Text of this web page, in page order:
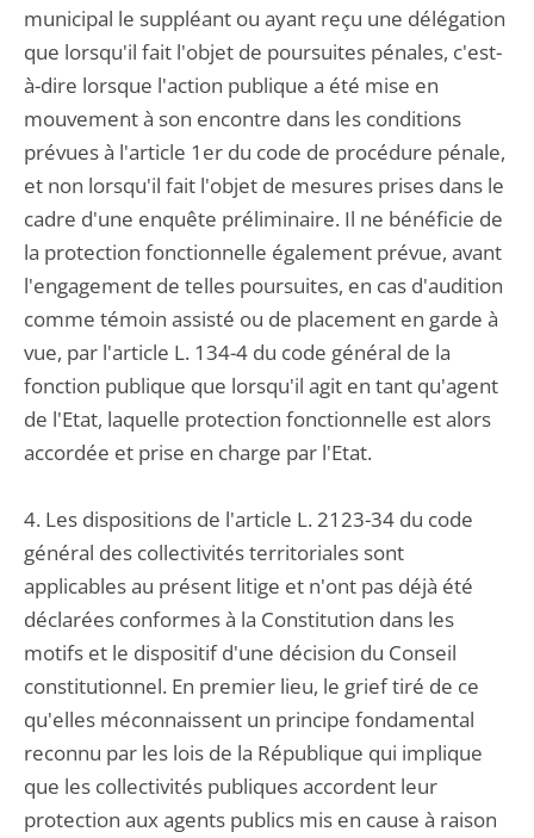
municipal le suppléant ou ayant reçu une délégation
que lorsqu'il fait l'objet de poursuites pénales, c'est-
à-dire lorsque l'action publique a été mise en
mouvement à son encontre dans les conditions
prévues à l'article 1er du code de procédure pénale,
et non lorsqu'il fait l'objet de mesures prises dans le
cadre d'une enquête préliminaire. Il ne bénéficie de
la protection fonctionnelle également prévue, avant
l'engagement de telles poursuites, en cas d'audition
comme témoin assisté ou de placement en garde à
vue, par l'article L. 134-4 du code général de la
fonction publique que lorsqu'il agit en tant qu'agent
de l'Etat, laquelle protection fonctionnelle est alors
accordée et prise en charge par l'Etat.
4. Les dispositions de l'article L. 2123-34 du code
général des collectivités territoriales sont
applicables au présent litige et n'ont pas déjà été
déclarées conformes à la Constitution dans les
motifs et le dispositif d'une décision du Conseil
constitutionnel. En premier lieu, le grief tiré de ce
qu'elles méconnaissent un principe fondamental
reconnu par les lois de la République qui implique
que les collectivités publiques accordent leur
protection aux agents publics mis en cause à raison